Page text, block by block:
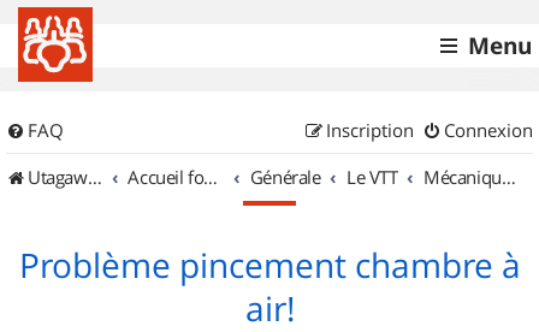
Menu
FAQ Connexion
Inscription
UtagawaVTT (Randos VTT et VTTAE avec traces GPS)
Accueil forum Générale Le VTT Mécanique et Entretiens
Problème pincement chambre à
air!